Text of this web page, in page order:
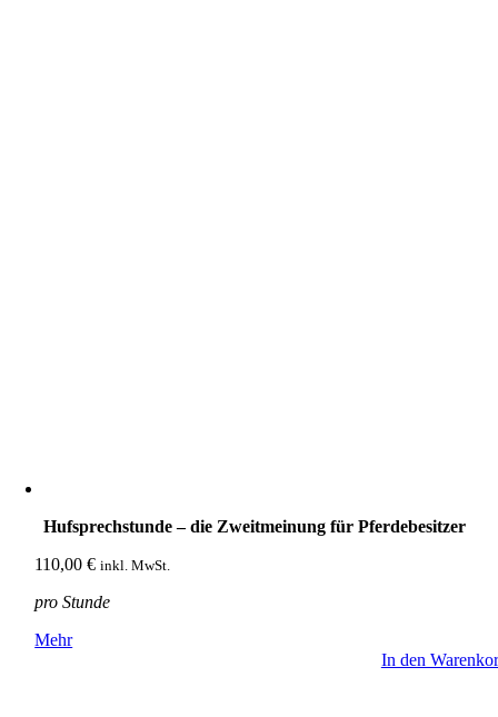
Hufsprechstunde – die Zweitmeinung für Pferdebesitzer
110,00€ inkl. MwSt.
pro Stunde
Mehr
In den